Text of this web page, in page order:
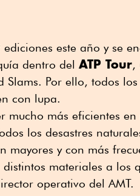
este año y se
dentro del ATP Tour,
Slams. Por ello, todos
con lupa.
mucho más eficientes
los desastres
mayores y con más
materiales a los
operativo del AMT.